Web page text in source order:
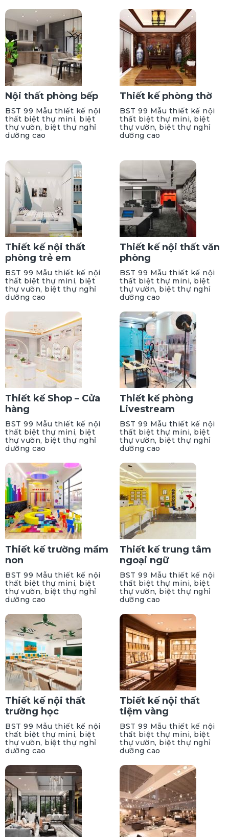
Nội thất phòng bếp
BST 99 Mẫu thiết kế nội
thất biệt thự mini, biệt
thự vườn, biệt thự nghỉ
dưỡng cao
Thiết kế phòng thờ
BST 99 Mẫu thiết kế nội
thất biệt thự mini, biệt
thự vườn, biệt thự nghỉ
dưỡng cao
Thiết kế nội thất
phòng trẻ em
BST 99 Mẫu thiết kế nội
thất biệt thự mini, biệt
thự vườn, biệt thự nghỉ
dưỡng cao
Thiết kế nội thất văn
phòng
BST 99 Mẫu thiết kế nội
thất biệt thự mini, biệt
thự vườn, biệt thự nghỉ
dưỡng cao
Thiết kế Shop – Cửa
hàng
BST 99 Mẫu thiết kế nội
thất biệt thự mini, biệt
thự vườn, biệt thự nghỉ
dưỡng cao
Thiết kế phòng
Livestream
BST 99 Mẫu thiết kế nội
thất biệt thự mini, biệt
thự vườn, biệt thự nghỉ
dưỡng cao
Thiết kế trường mầm
non
BST 99 Mẫu thiết kế nội
thất biệt thự mini, biệt
thự vườn, biệt thự nghỉ
dưỡng cao
Thiết kế trung tâm
ngoại ngữ
BST 99 Mẫu thiết kế nội
thất biệt thự mini, biệt
thự vườn, biệt thự nghỉ
dưỡng cao
Thiết kế nội thất
trường học
BST 99 Mẫu thiết kế nội
thất biệt thự mini, biệt
thự vườn, biệt thự nghỉ
dưỡng cao
Tbiết kế nội thất
tiệm vàng
BST 99 Mẫu thiết kế nội
thất biệt thự mini, biệt
thự vườn, biệt thự nghỉ
dưỡng cao